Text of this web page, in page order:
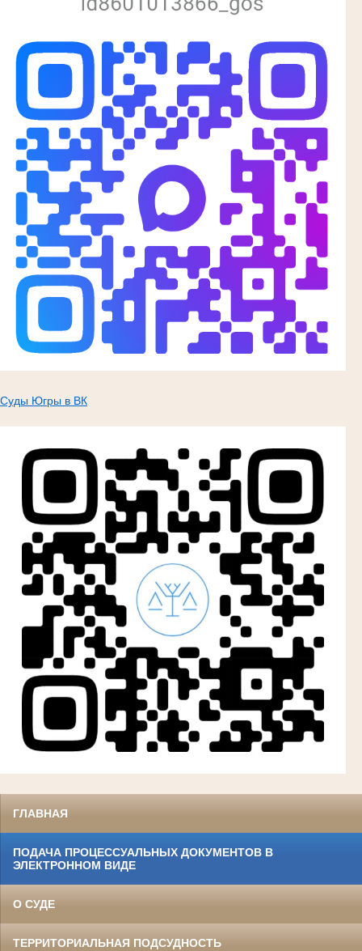
Суды Югры в ВК
ГЛАВНАЯ
ПОДАЧА ПРОЦЕССУАЛЬНЫХ ДОКУМЕНТОВ В
ЭЛЕКТРОННОМ ВИДЕ
О СУДЕ
ТЕРРИТОРИАЛЬНАЯ ПОДСУДНОСТЬ